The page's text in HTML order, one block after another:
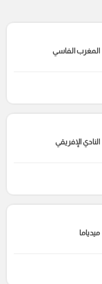
المغرب الفاسي
النادي الإفريقي
ميدياما